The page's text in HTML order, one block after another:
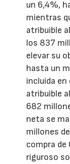
un 6,4%,
mientras
atribuible
los 837
elevar su
hasta un
incluida
atribuible
682
neta se
millones
compra de
riguroso